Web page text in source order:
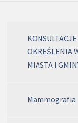
OKREŚLENIA
MIASTA I
Mammografia